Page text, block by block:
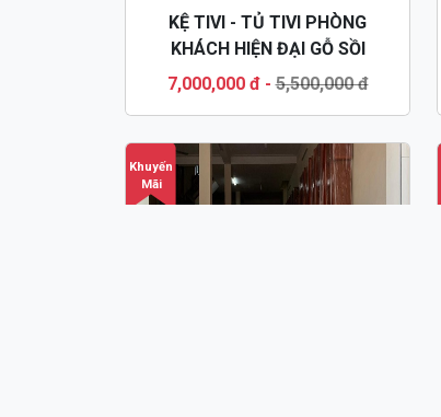
KỆ TIVI - TỦ TIVI PHÒNG
KHÁCH HIỆN ĐẠI GỖ SỒI
KTV58
7,000,000 đ-5,500,000 đ
Khuyến
Mãi